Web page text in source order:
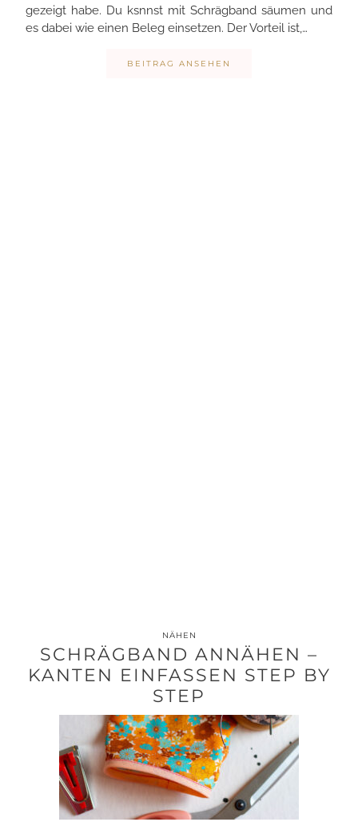
gezeigt habe. Du ksnnst mit Schrägband säumen und
es dabei wie einen Beleg einsetzen. Der Vorteil ist,…
BEITRAG ANSEHEN
NÄHEN
SCHRÄGBAND ANNÄHEN –
KANTEN EINFASSEN STEP BY
STEP